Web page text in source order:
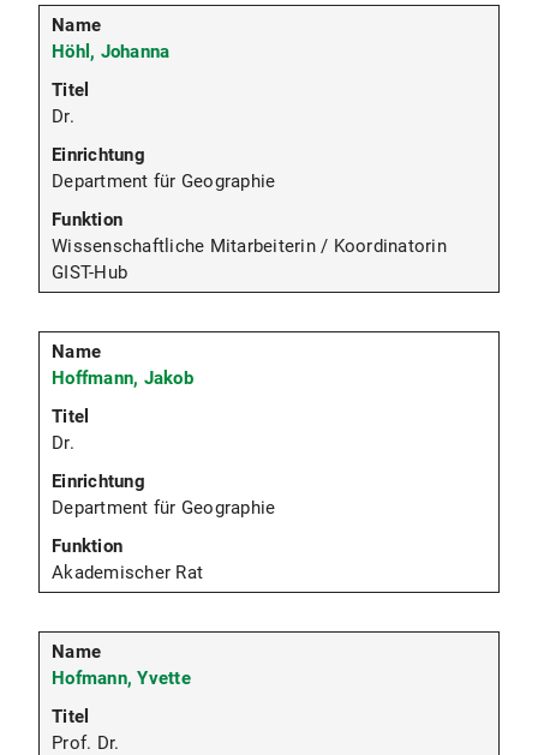
Höhl, Johanna
Dr.
Department für Geographie
Wissenschaftliche Mitarbeiterin / Koordinatorin
GIST-Hub
Hoffmann, Jakob
Dr.
Department für Geographie
Akademischer Rat
Hofmann, Yvette
Prof. Dr.